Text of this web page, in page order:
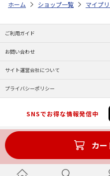
カー
ホーム ショップ一覧 マイプ
ご利用ガイド
お問い合わせ
サイト運営会社について
プライバシーポリシー
SNSでお得な情報発信中